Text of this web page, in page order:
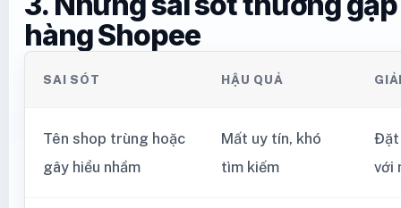
hàng Shopee
SAI SÓT HẬU QUẢ
Tên shop trùng hoặc
gây hiểu nhầm
Mất uy tín, khó
tìm kiếm
Đặt
với